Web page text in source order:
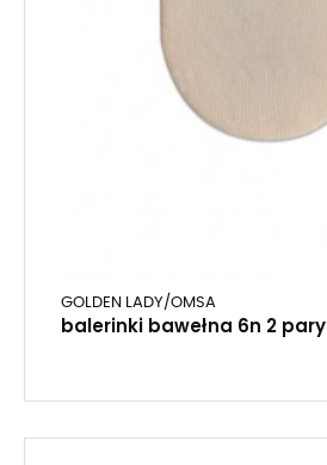
GOLDEN LADY/OMSA
balerinki bawełna 6n 2 pary